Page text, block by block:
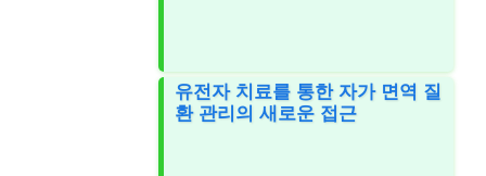
유전자 치료를 통한 자가 면역 질
환 관리의 새로운 접근